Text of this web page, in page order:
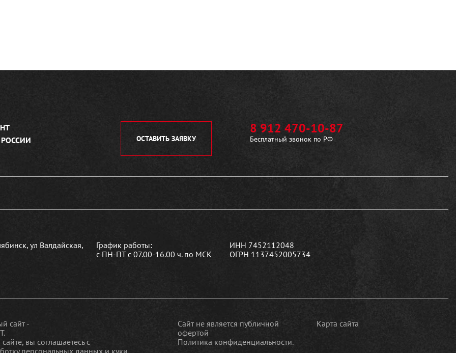
ОСТАВИТЬ ЗАЯВКУ
8 912 470-10-87
Бесплатный звонок по РФ
ул Валдайская,
График работы:
с ПН-ПТ с 07.00-16.00 ч. по МСК
ИНН 7452112048
ОГРН 1137452005734
сайт -
вы соглашаетесь c
персональных данных и куки
Сайт не является публичной
офертой
Политика конфиденциальности.
Карта сайта